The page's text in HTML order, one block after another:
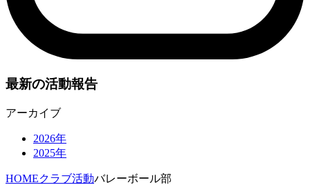
最新の活動報告
アーカイブ
2026年
2025年
HOMEクラブ活動バレーボール部